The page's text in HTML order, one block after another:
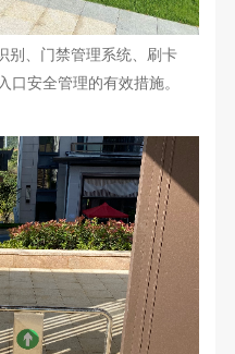
别、门禁管理系统、刷卡
口安全管理的有效措施。